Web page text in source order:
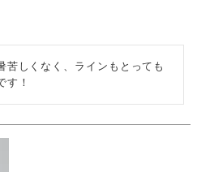
苦しくなく、ラインもとっても
す！